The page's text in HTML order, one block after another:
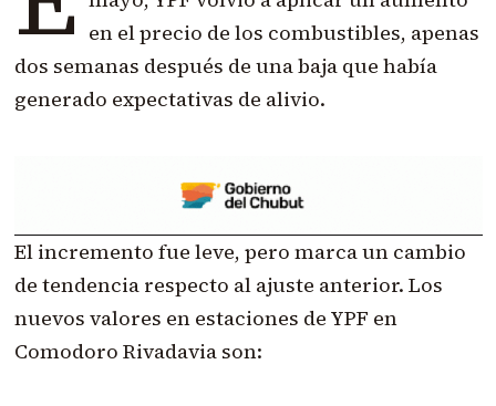
en el precio de los combustibles, apenas
dos semanas después de una baja que había
generado expectativas de alivio.
El incremento fue leve, pero marca un cambio
de tendencia respecto al ajuste anterior. Los
nuevos valores en estaciones de YPF en
Comodoro Rivadavia son: